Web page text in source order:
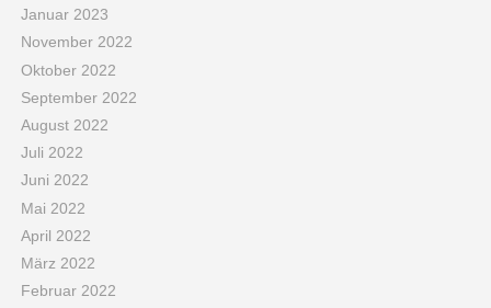
Januar 2023
November 2022
Oktober 2022
September 2022
August 2022
Juli 2022
Juni 2022
Mai 2022
April 2022
März 2022
Februar 2022